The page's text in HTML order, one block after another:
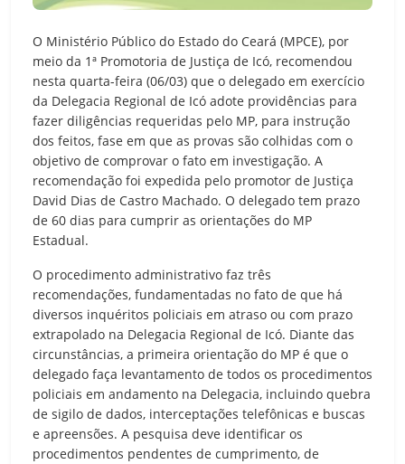
O Ministério Público do Estado do Ceará (MPCE), por
meio da 1ª Promotoria de Justiça de Icó, recomendou
nesta quarta-feira (06/03) que o delegado em exercício
da Delegacia Regional de Icó adote providências para
fazer diligências requeridas pelo MP, para instrução
dos feitos, fase em que as provas são colhidas com o
objetivo de comprovar o fato em investigação. A
recomendação foi expedida pelo promotor de Justiça
David Dias de Castro Machado. O delegado tem prazo
de 60 dias para cumprir as orientações do MP
Estadual.
O procedimento administrativo faz três
recomendações, fundamentadas no fato de que há
diversos inquéritos policiais em atraso ou com prazo
extrapolado na Delegacia Regional de Icó. Diante das
circunstâncias, a primeira orientação do MP é que o
delegado faça levantamento de todos os procedimentos
policiais em andamento na Delegacia, incluindo quebra
de sigilo de dados, interceptações telefônicas e buscas
e apreensões. A pesquisa deve identificar os
procedimentos pendentes de cumprimento, de